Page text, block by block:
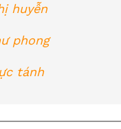
huyễn
phong
tánh